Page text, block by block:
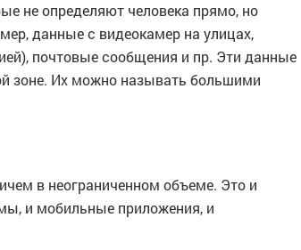
не определяют человека прямо, но
данные с видеокамер на улицах,
почтовые сообщения и пр. Эти данные
зоне. Их можно называть большими
в неограниченном объеме. Это и
и мобильные приложения, и